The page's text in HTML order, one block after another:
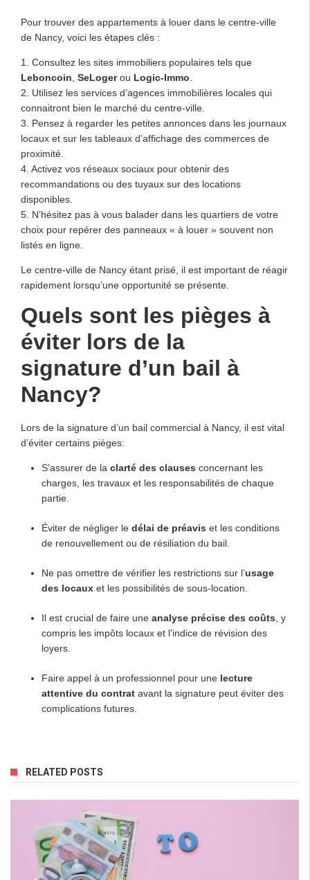
Pour trouver des appartements à louer dans le centre-ville
de Nancy, voici les étapes clés :
1. Consultez les sites immobiliers populaires tels que
Leboncoin SeLogerou Logic-Immo
2. Utilisez les services d’agences immobilières locales qui
connaitront bien le marché du centre-ville.
3. Pensez à regarder les petites annonces dans les journaux
locaux et sur les tableaux d’affichage des commerces de
proximité.
4. Activez vos réseaux sociaux pour obtenir des
recommandations ou des tuyaux sur des locations
disponibles.
5. N’hésitez pas à vous balader dans les quartiers de votre
choix pour repérer des panneaux « à louer » souvent non
listés en ligne.
Le centre-ville de Nancy étant prisé, il est important de réagir
rapidement lorsqu’une opportunité se présente.
Quels sont les pièges à
éviter lors de la
signature d’un bail à
Nancy?
Lors de la signature d’un bail commercial à Nancy, il est vital
d’éviter certains pièges:
S’assurer de la clarté des clauses concernant les
charges, les travaux et les responsabilités de chaque
partie.
Éviter de négliger le délai de préavis et les conditions
de renouvellement ou de résiliation du bail.
Ne pas omettre de vérifier les restrictions sur l’usage
des locaux et les possibilités de sous-location.
Il est crucial de faire une analyse précise des coûts , y
compris les impôts locaux et l’indice de révision des
loyers.
Faire appel à un professionnel pour une lecture
attentive du contrat avant la signature peut éviter des
complications futures.
RELATED POSTS